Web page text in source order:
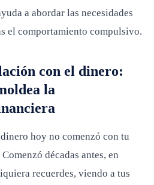
a abordar las necesidades
el comportamiento compulsivo.
con el dinero:
la
hoy no comenzó con tu
décadas antes, en
recuerdes, viendo a tus